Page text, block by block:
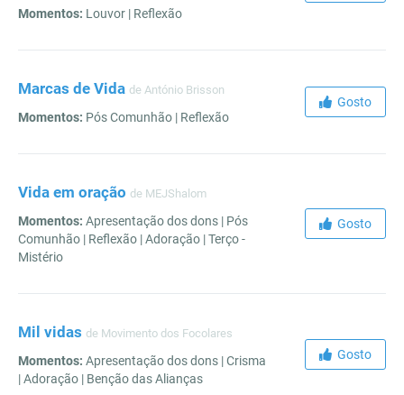
Momentos: Louvor | Reflexão
Marcas de Vida de António Brisson
Momentos: Pós Comunhão | Reflexão
Gosto
Vida em oração de MEJShalom
Momentos: Apresentação dos dons | Pós
Comunhão | Reflexão | Adoração | Terço -
Mistério
Gosto
Mil vidas de Movimento dos Focolares
Momentos: Apresentação dos dons | Crisma
| Adoração | Benção das Alianças
Gosto